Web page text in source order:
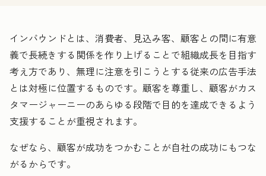
インバウンドとは、消費者、見込み客、顧客との間に有意
義で長続きする関係を作り上げることで組織成長を目指す
考え方であり、無理に注意を引こうとする従来の広告手法
とは対極に位置するものです。顧客を尊重し、顧客がカス
タマージャーニーのあらゆる段階で目的を達成できるよう
支援することが重視されます。
なぜなら、顧客が成功をつかむことが自社の成功にもつな
がるからです。